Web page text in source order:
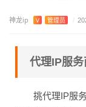
神龙ip V 管理员 /
代理IP服
挑代理IP服